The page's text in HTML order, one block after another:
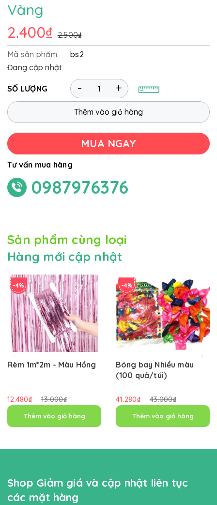
Vàng
2.400₫ 2.500₫
Mã sản phẩm
bs2
Đang cập nhật
SỐ LƯỢNG +
-
Thêm vào giỏ hàng
MUA NGAY
Tư vấn mua hàng
0987976376
Sản phẩm cùng loại
Hàng mới cập nhật
-4%
Rèm 1m*2m - Màu Hồng
12.480₫ 13.000₫
Thêm vào giỏ hàng
-4%
Bóng bay Nhiều màu
(100 quả/túi)
41.280₫ 43.000₫
Thêm vào giỏ hàng
Shop Giảm giá và cập nhật liên tục
các mặt hàng